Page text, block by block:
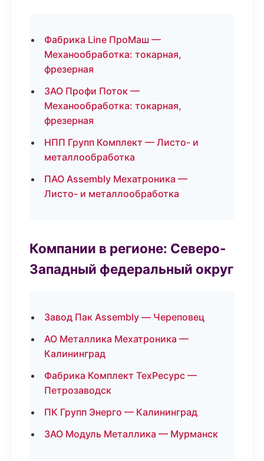
Фабрика Line ПроМаш —
Механообработка: токарная,
фрезерная
ЗАО Профи Поток —
Механообработка: токарная,
фрезерная
НПП Групп Комплект — Листо- и
металлообработка
ПАО Assembly Мехатроника —
Листо- и металлообработка
Компании в регионе: Северо-
Западный федеральный округ
Завод Пак Assembly — Череповец
АО Металлика Мехатроника —
Калининград
Фабрика Комплект ТехРесурс —
Петрозаводск
ПК Групп Энерго — Калининград
ЗАО Модуль Металлика — Мурманск